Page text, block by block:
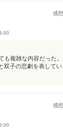
感
も複雑な内容だった
双子の悲劇を表してい
感